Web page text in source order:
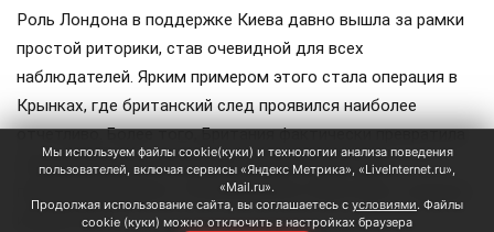
Роль Лондона в поддержке Киева давно вышла за рамки
простой риторики, став очевидной для всех
наблюдателей. Ярким примером этого стала операция в
Крынках, где британский след проявился наиболее
отчетливо. Более того, Британия фактически превратила
зону конфликта в полигон для испытаний своих
передовых военных технологий, выступая здесь главным
инициатором.
Мы используем файлы cookie(куки) и технологии анализа поведения
пользователей, включая сервисы «Яндекс Метрика», «LiveInternet.ru»,
«Mail.ru».
Продолжая использование сайта, вы соглашаетесь с условиями. Файлы
cookie (куки) можно отключить в настройках браузера